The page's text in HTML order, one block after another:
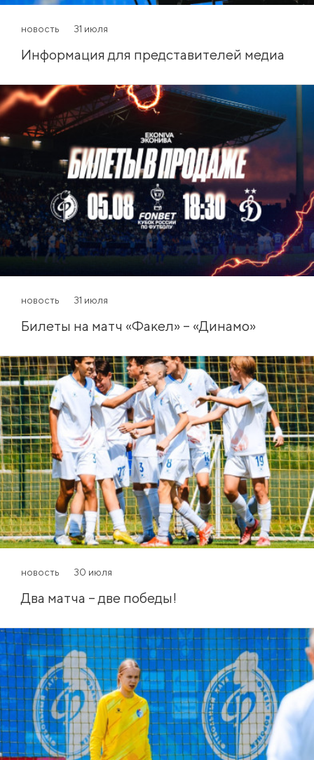
новость 31 июля
Информация для представителей медиа
новость 31 июля
Билеты на матч «Факел» – «Динамо»
новость 30 июля
Два матча – две победы!